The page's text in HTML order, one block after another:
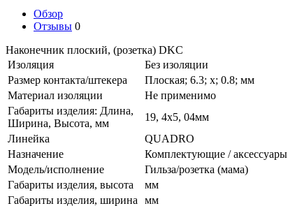
Обзор
Отзывы 0
Наконечник плоский, (розетка) DKC
Изоляция
Без изоляции
Размер контакта/штекера
Плоская; 6.3; х; 0.8; мм
Материал изоляции
Не применимо
Габариты изделия: Длина,
Ширина, Высота, мм
19, 4х5, 04мм
Линейка
QUADRO
Назначение
Комплектующие / аксессуары
Модель/исполнение
Гильза/розетка (мама)
Габариты изделия, высота
мм
Габариты изделия, ширина
мм